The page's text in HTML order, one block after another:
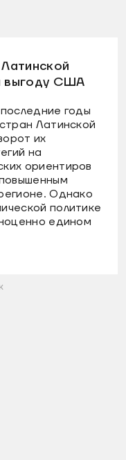
выгоду США
годы
Латинской
их
на
ориентиров
Однако
политике
едином